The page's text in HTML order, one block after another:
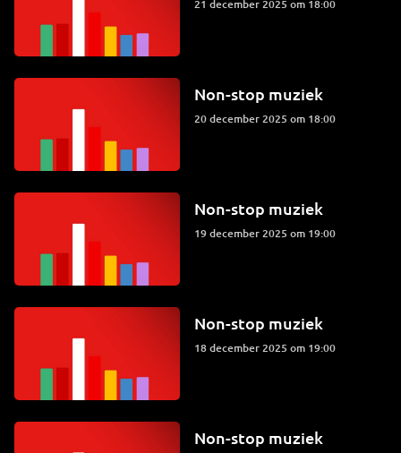
21 december 2025 om 18:00
Non-stop muziek
20 december 2025 om 18:00
Non-stop muziek
19 december 2025 om 19:00
Non-stop muziek
18 december 2025 om 19:00
Non-stop muziek